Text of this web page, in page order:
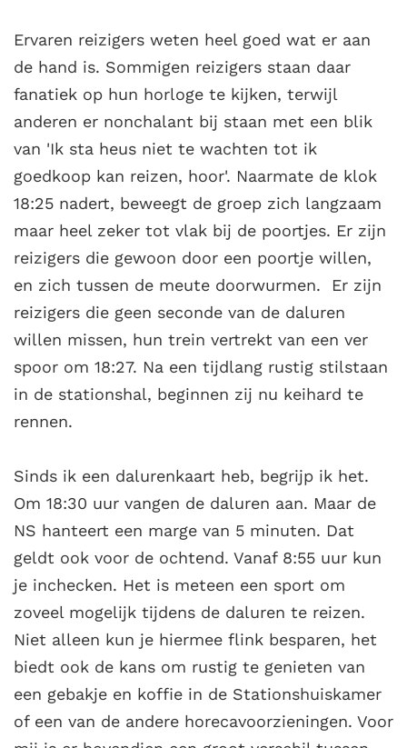
Ervaren reizigers weten heel goed wat er aan
de hand is. Sommigen reizigers staan daar
fanatiek op hun horloge te kijken, terwijl
anderen er nonchalant bij staan met een blik
van 'Ik sta heus niet te wachten tot ik
goedkoop kan reizen, hoor'. Naarmate de klok
18:25 nadert, beweegt de groep zich langzaam
maar heel zeker tot vlak bij de poortjes. Er zijn
reizigers die gewoon door een poortje willen,
en zich tussen de meute doorwurmen. Er zijn
reizigers die geen seconde van de daluren
willen missen, hun trein vertrekt van een ver
spoor om 18:27. Na een tijdlang rustig stilstaan
in de stationshal, beginnen zij nu keihard te
rennen.
Sinds ik een dalurenkaart heb, begrijp ik het.
Om 18:30 uur vangen de daluren aan. Maar de
NS hanteert een marge van 5 minuten. Dat
geldt ook voor de ochtend. Vanaf 8:55 uur kun
je inchecken. Het is meteen een sport om
zoveel mogelijk tijdens de daluren te reizen.
Niet alleen kun je hiermee flink besparen, het
biedt ook de kans om rustig te genieten van
een gebakje en koffie in de Stationshuiskamer
of een van de andere horecavoorzieningen. Voor